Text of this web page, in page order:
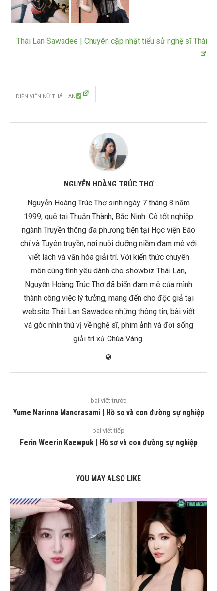
Thái Lan Sawadee | Chuyên cập nhật tiểu sử nghệ sĩ Thái
DIỄN VIÊN NỮ THÁI LAN
NGUYỄN HOÀNG TRÚC THƠ
Nguyễn Hoàng Trúc Thơ sinh ngày 7 tháng 8 năm
1999, quê tại Thuận Thành, Bắc Ninh. Cô tốt nghiệp
ngành Truyền thông đa phương tiện tại Học viện Báo
chí và Tuyên truyền, nơi nuôi dưỡng niềm đam mê với
viết lách và văn hóa giải trí. Với kiến thức chuyên
môn cùng tình yêu dành cho showbiz Thái Lan,
Nguyễn Hoàng Trúc Thơ đã biến đam mê của mình
thành công việc lý tưởng, mang đến cho độc giả tại
website Thái Lan Sawadee những thông tin, bài viết
và góc nhìn thú vị về nghệ sĩ, phim ảnh và đời sống
giải trí xứ Chùa Vàng.
bài viết trước
Yume Narinna Manorasami | Hồ sơ và con đường sự nghiệp
bài viết tiếp
Ferin Weerin Kaewpuk | Hồ sơ và con đường sự nghiệp
YOU MAY ALSO LIKE